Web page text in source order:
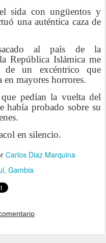
sida con ungüentos y
una auténtica caza de
al país de la
República Islámica me
de un excéntrico que
en mayores horrores.
pedían la vuelta del
había probado sobre su
en silencio.
Carlos Diaz Marquina
Gambia